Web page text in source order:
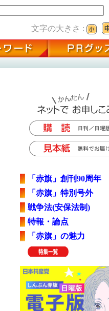
文字の大きさ :
「赤旗」創刊90周年
「赤旗」特別号外
戦争法(安保法制)
特報・論点
「赤旗」の魅力